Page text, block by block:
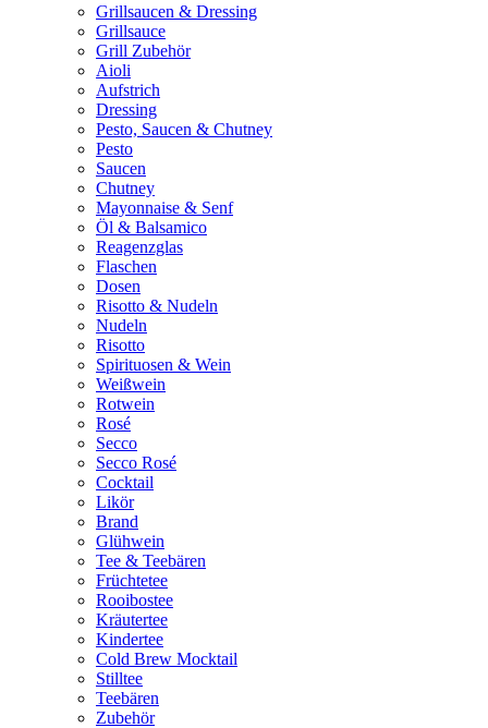
Grillsaucen & Dressing
Grillsauce
Grill Zubehör
Aioli
Aufstrich
Dressing
Pesto, Saucen & Chutney
Pesto
Saucen
Chutney
Mayonnaise & Senf
Öl & Balsamico
Reagenzglas
Flaschen
Dosen
Risotto & Nudeln
Nudeln
Risotto
Spirituosen & Wein
Weißwein
Rotwein
Rosé
Secco
Secco Rosé
Cocktail
Likör
Brand
Glühwein
Tee & Teebären
Früchtetee
Rooibostee
Kräutertee
Kindertee
Cold Brew Mocktail
Stilltee
Teebären
Zubehör